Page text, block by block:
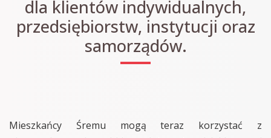
dla klientów indywidualnych,
przedsiębiorstw, instytucji oraz
samorządów.
Mieszkańcy Śremu mogą teraz korzystać z